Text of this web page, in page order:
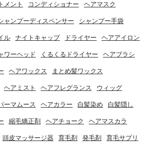
メント コンディショナー ヘアマスク
ャンプーディスペンサー シャンプー手袋
ル ナイトキャップ ドライヤー ヘアアイロン
ワーヘッド くるくるドライヤー ヘアブラシ
ヘアワックス まとめ髪ワックス
ヘアミスト ヘアフレグランス ウィッグ
ーマムース ヘアカラー 白髪染め 白髪隠し
縮毛矯正剤 ヘアチョーク ヘアマスカラ
頭皮マッサージ器 育毛剤 発毛剤 育毛サプリ